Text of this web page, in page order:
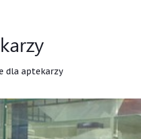
dla aptekarzy